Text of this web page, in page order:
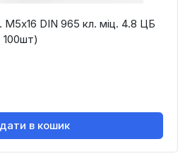
М5х16 DIN 965 кл. міц. 4.8 ЦБ
100шт)
в кошик